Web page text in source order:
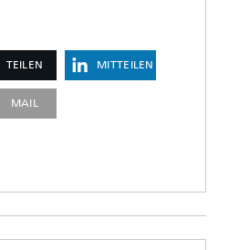
TEILEN MITTEILEN
MAIL